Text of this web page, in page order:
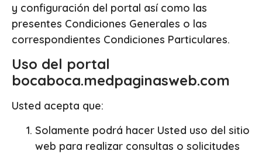
y configuración del portal así como las
presentes Condiciones Generales o las
correspondientes Condiciones Particulares.
Uso del portal
bocaboca.medpaginasweb.com
Usted acepta que:
Solamente podrá hacer Usted uso del sitio
web para realizar consultas o solicitudes